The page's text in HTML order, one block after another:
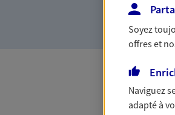
Soyez
offres et
Naviguez
adapté à